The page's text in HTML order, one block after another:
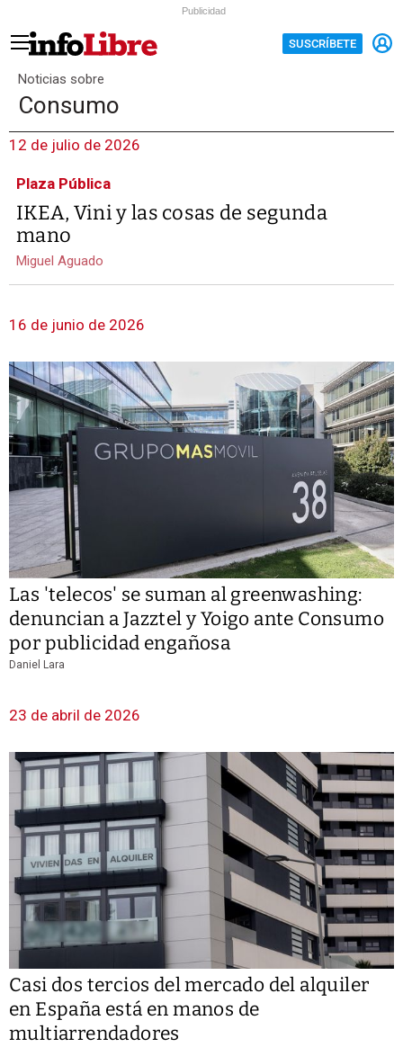
Publicidad
SUSCRÍBETE
Noticias sobre
Consumo
12 de julio de 2026
Plaza Pública
IKEA, Vini y las cosas de segunda
mano
Miguel Aguado
16 de junio de 2026
Las 'telecos' se suman al greenwashing:
denuncian a Jazztel y Yoigo ante Consumo
por publicidad engañosa
Daniel Lara
23 de abril de 2026
Casi dos tercios del mercado del alquiler
en España está en manos de
multiarrendadores